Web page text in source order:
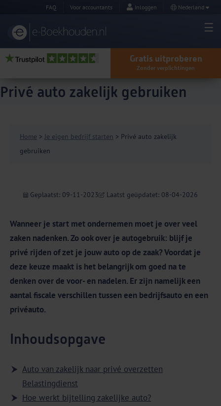
FAQ Voor accountants Inloggen Nederland
Gratis uitproberen
Zonder verplichtingen
Privé auto zakelijk gebruiken
Home > Je eigen bedrijf starten > Privé auto zakelijk
gebruiken
Geplaatst: 09-11-2023 Laatst geüpdatet: 08-04-2026
Wanneer je start met ondernemen moet je over veel
zaken nadenken. Zo ook over je autogebruik: blijf je
privé rijden of zet je jouw auto op de zaak? Voordat je
deze keuze maakt is het belangrijk om goed na te
denken over de voor- en nadelen. Er zijn namelijk een
aantal fiscale verschillen tussen een bedrijfsauto en een
privéauto.
Inhoudsopgave
Auto van zakelijk naar privé overzetten
Belastingdienst
Hoe werkt bijtelling zakelijke auto?